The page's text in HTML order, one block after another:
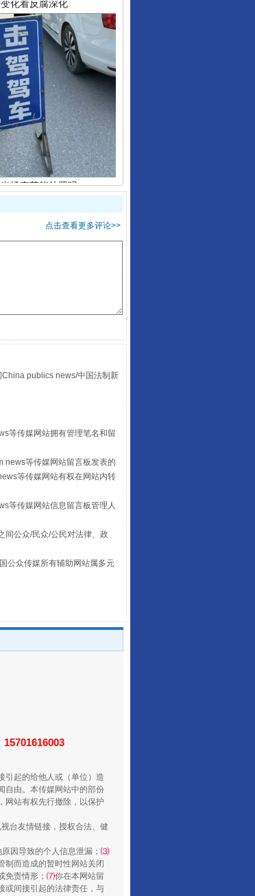
场查获能处罚吗
村落焕发生机
国家喊你健身啦
强治理腐败综合效能
点击查看更多评论>>
publics news/中国法制新
等传媒网站拥有管理笔名和留
news等传媒网站留言板发表的
等传媒网站有权在网站内转
等传媒网站信息留言板管理人
间公众/民众/公民对法律、政
公众传媒所有辅助网站属多元
15701616003
引起的给他人或（单位）造
自由。本传媒网站中的部份
网站有权先行撤除，以保护
台友情链接，授权合法、健
因导致的个人信息泄漏； ⑶
制而造成的暂时性网站关闭
免责情形； ⑺你在本网站留
或间接引起的法律责任，与